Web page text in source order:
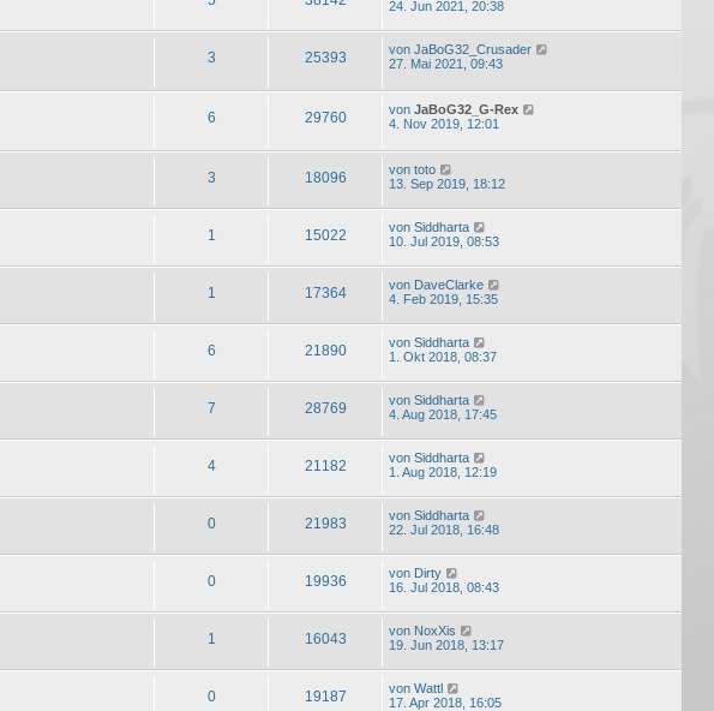
24. Jun 2021, 20:38
3 25393 von JaBoG32_Crusader
27. Mai 2021, 09:43
6 29760 von JaBoG32_G-Rex
4. Nov 2019, 12:01
3 18096 von toto
13. Sep 2019, 18:12
1 15022 von Siddharta
10. Jul 2019, 08:53
1 17364 von DaveClarke
4. Feb 2019, 15:35
6 21890 von Siddharta
1. Okt 2018, 08:37
7 28769 von Siddharta
4. Aug 2018, 17:45
4 21182 von Siddharta
1. Aug 2018, 12:19
0 21983 von Siddharta
22. Jul 2018, 16:48
0 19936 von Dirty
16. Jul 2018, 08:43
1 16043 von NoxXis
19. Jun 2018, 13:17
0 19187 von Wattl
17. Apr 2018, 16:05